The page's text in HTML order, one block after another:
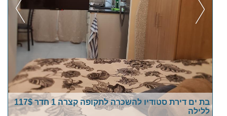
בת ים דירת סטודיו להשכרה לתקופה קצרה 1 חדר 117$
ללילה